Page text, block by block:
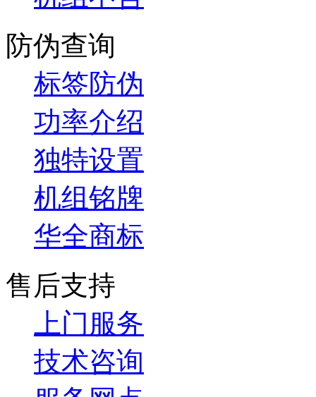
防伪查询
标签防伪
功率介绍
独特设置
机组铭牌
华全商标
售后支持
上门服务
技术咨询